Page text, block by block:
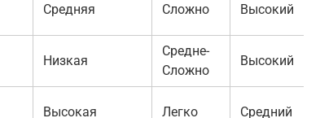
Средняя Сложно Высокий
Низкая
Средне-
Сложно
Высокий
Высокая Легко Средний